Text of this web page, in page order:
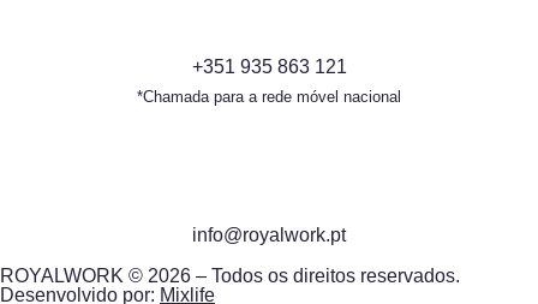
+351 935 863 121
*Chamada para a rede móvel nacional
info@royalwork.pt
ROYALWORK © 2026 – Todos os direitos reservados.
Desenvolvido por: Mixlife